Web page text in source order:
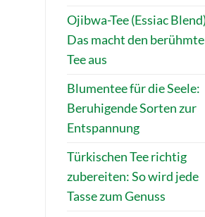
Ojibwa-Tee (Essiac
Das macht den
Tee aus
Blumentee für die Seele:
Beruhigende Sorten zur
Entspannung
Türkischen Tee richtig
zubereiten: So wird jede
Tasse zum Genuss